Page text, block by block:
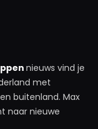
nieuws vind je
met
buitenland. Max
naar nieuwe